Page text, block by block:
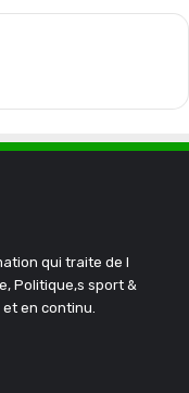
qui traite de l
Politique,s sport &
en continu.